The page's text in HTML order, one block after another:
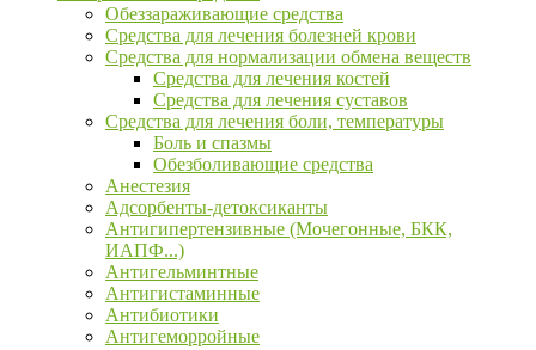
Обеззараживающие средства
Средства для лечения болезней крови
Средства для нормализации обмена веществ
Средства для лечения костей
Средства для лечения суставов
Средства для лечения боли, температуры
Боль и спазмы
Обезболивающие средства
Анестезия
Адсорбенты-детоксиканты
Антигипертензивные (Мочегонные, БКК,
ИАПФ...)
Антигельминтные
Антигистаминные
Антибиотики
Антигеморройные